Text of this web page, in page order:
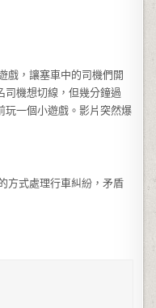
，讓塞車中的司機們開
司機想切線，但幾分鐘過
玩一個小遊戲。影片突然爆
方式處理行車糾紛，矛盾